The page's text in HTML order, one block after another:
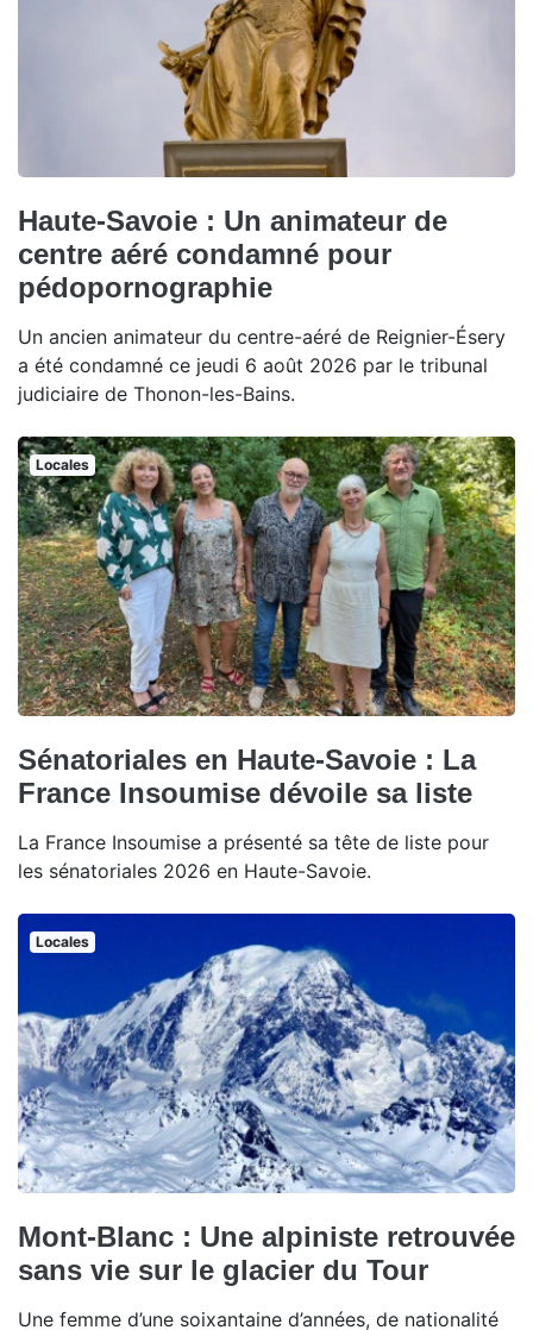
Haute-Savoie : Un animateur de
centre aéré condamné pour
pédopornographie
Un ancien animateur du centre-aéré de Reignier-Ésery
a été condamné ce jeudi 6 août 2026 par le tribunal
judiciaire de Thonon-les-Bains.
Locales
Sénatoriales en Haute-Savoie : La
France Insoumise dévoile sa liste
La France Insoumise a présenté sa tête de liste pour
les sénatoriales 2026 en Haute-Savoie.
Locales
Mont-Blanc : Une alpiniste retrouvée
sans vie sur le glacier du Tour
Une femme d’une soixantaine d’années, de nationalité